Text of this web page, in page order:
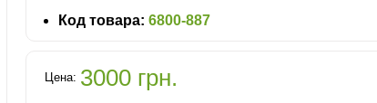
Код товара: 6800-887
Цена: 3000 грн.